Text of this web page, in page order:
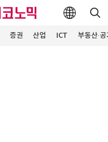
증권 산업 ICT 부동산·